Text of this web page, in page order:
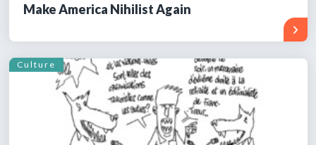
Make America Nihilist Again
Culture